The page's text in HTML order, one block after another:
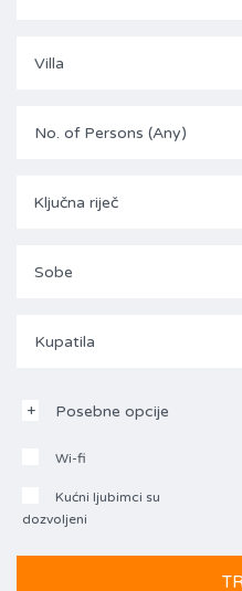
Villa
No. of Persons (Any)
Sobe
Kupatila
Posebne opcije
Wi-fi
Kućni ljubimci su
dozvoljeni